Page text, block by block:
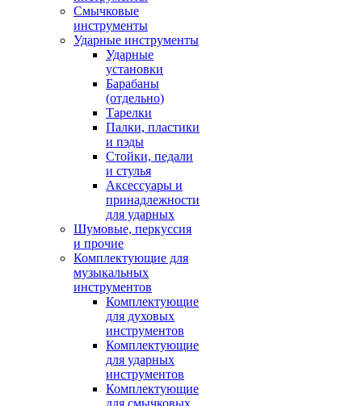
Смычковые
инструменты
Ударные инструменты
Ударные
установки
Барабаны
(отдельно)
Тарелки
Палки, пластики
и пэды
Стойки, педали
и стулья
Аксессуары и
принадлежности
для ударных
Шумовые, перкуссия
и прочие
Комплектующие для
музыкальных
инструментов
Комплектующие
для духовых
инструментов
Комплектующие
для ударных
инструментов
Комплектующие
для смычковых